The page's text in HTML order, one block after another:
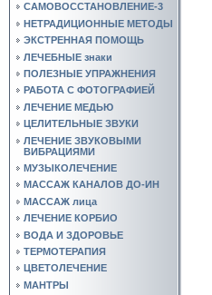
САМОВОССТАНОВЛЕНИЕ-3
НЕТРАДИЦИОННЫЕ МЕТОДЫ
ЭКСТРЕННАЯ ПОМОЩЬ
ЛЕЧЕБНЫЕ знаки
ПОЛЕЗНЫЕ УПРАЖНЕНИЯ
РАБОТА С ФОТОГРАФИЕЙ
ЛЕЧЕНИЕ МЕДЬЮ
ЦЕЛИТЕЛЬНЫЕ ЗВУКИ
ЛЕЧЕНИЕ ЗВУКОВЫМИ
ВИБРАЦИЯМИ
МУЗЫКОЛЕЧЕНИЕ
МАССАЖ КАНАЛОВ ДО-ИН
МАССАЖ лица
ЛЕЧЕНИЕ КОРБИО
ВОДА И ЗДОРОВЬЕ
ТЕРМОТЕРАПИЯ
ЦВЕТОЛЕЧЕНИЕ
МАНТРЫ